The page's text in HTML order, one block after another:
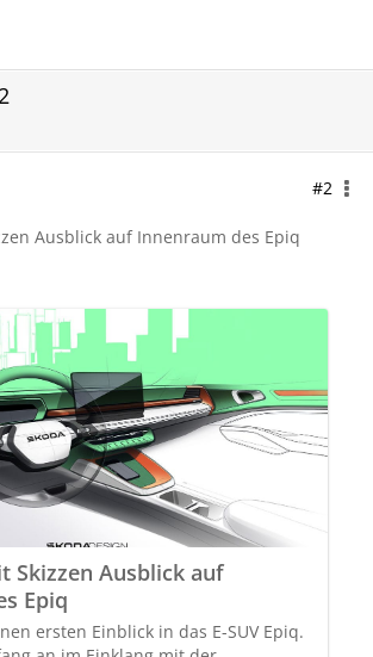
#2
Ausblick auf Innenraum des Epiq
Skizzen Ausblick auf
Epiq
ersten Einblick in das E-SUV Epiq.